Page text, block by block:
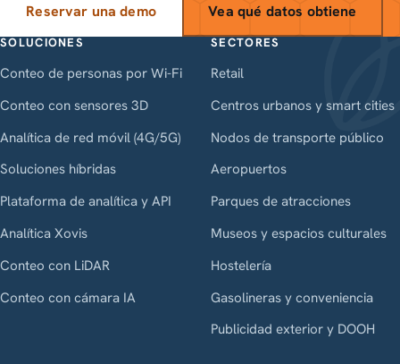
Reservar una demo Vea qué datos obtiene
SOLUCIONES
Conteo de personas por Wi-Fi
Conteo con sensores 3D
Analítica de red móvil (4G/5G)
Soluciones híbridas
Plataforma de analítica y API
Analítica Xovis
Conteo con LiDAR
Conteo con cámara IA
SECTORES
Retail
Centros urbanos y smart cities
Nodos de transporte público
Aeropuertos
Parques de atracciones
Museos y espacios culturales
Hostelería
Gasolineras y conveniencia
Publicidad exterior y DOOH